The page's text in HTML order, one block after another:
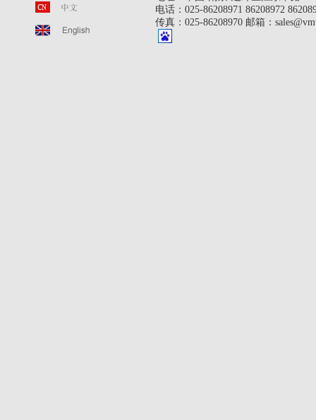
电话：025-86208971 86208972
传真：025-86208970 邮箱：